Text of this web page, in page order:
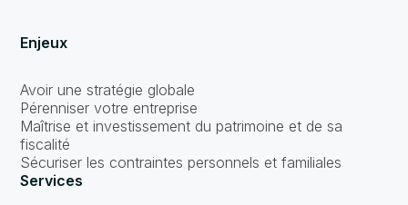
Enjeux
Avoir une stratégie globale
Pérenniser votre entreprise
Maîtrise et investissement du patrimoine et de sa
fiscalité
Sécuriser les contraintes personnels et familiales
Services